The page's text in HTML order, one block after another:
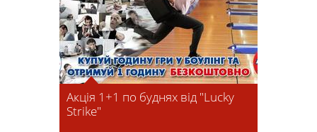
Акція 1+1 по буднях від "Lucky
Strike"